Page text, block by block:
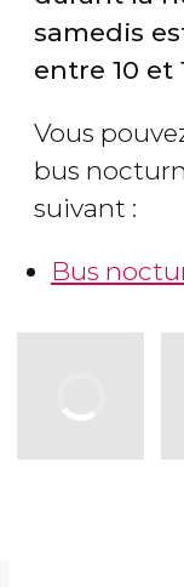
samedis
entre 10 et
Vous
bus
suivant :
Bus